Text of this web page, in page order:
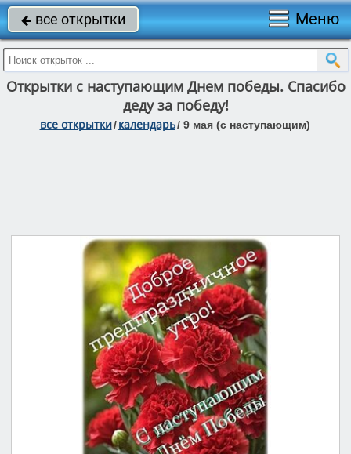
 все открытки Меню
Открытки с наступающим Днем победы. Спасибо
деду за победу!
все открытки/ календарь/ 9 мая (с наступающим)